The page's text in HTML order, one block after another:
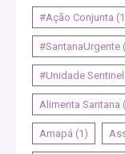
#Ação Conjunta
#SantanaUrgente
#Unidade
Alimenta Santana
Amapá (1)